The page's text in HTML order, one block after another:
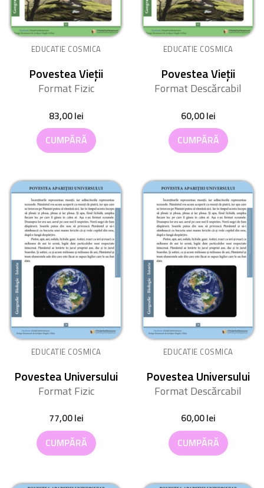
EDUCATIE COSMICA
Povestea Vieții
Format Fizic
83,00lei
CUMPĂRĂ
EDUCATIE COSMICA
Povestea Vieții
Format Descărcabil
60,00lei
CUMPĂRĂ
EDUCATIE COSMICA
Povestea Universului
Format Fizic
77,00lei
CUMPĂRĂ
EDUCATIE COSMICA
Povestea Universului
Format Descărcabil
60,00lei
CUMPĂRĂ